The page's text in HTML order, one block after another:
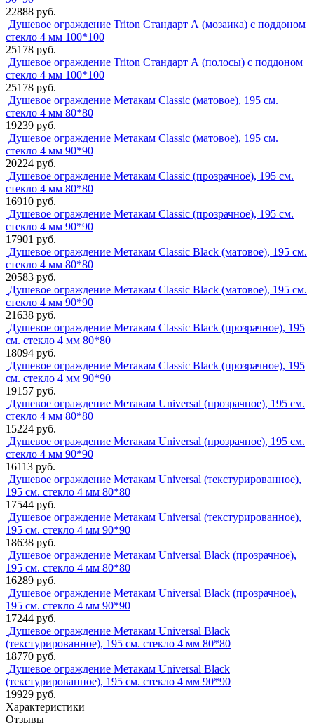
22888 руб.
Душевое ограждение Triton Стандарт А (мозаика) с поддоном
стекло 4 мм 100*100
25178 руб.
Душевое ограждение Triton Стандарт А (полосы) с поддоном
стекло 4 мм 100*100
25178 руб.
Душевое ограждение Метакам Classic (матовое), 195 см.
стекло 4 мм 80*80
19239 руб.
Душевое ограждение Метакам Classic (матовое), 195 см.
стекло 4 мм 90*90
20224 руб.
Душевое ограждение Метакам Classic (прозрачное), 195 см.
стекло 4 мм 80*80
16910 руб.
Душевое ограждение Метакам Classic (прозрачное), 195 см.
стекло 4 мм 90*90
17901 руб.
Душевое ограждение Метакам Classic Black (матовое), 195 см.
стекло 4 мм 80*80
20583 руб.
Душевое ограждение Метакам Classic Black (матовое), 195 см.
стекло 4 мм 90*90
21638 руб.
Душевое ограждение Метакам Classic Black (прозрачное), 195
см. стекло 4 мм 80*80
18094 руб.
Душевое ограждение Метакам Classic Black (прозрачное), 195
см. стекло 4 мм 90*90
19157 руб.
Душевое ограждение Метакам Universal (прозрачное), 195 см.
стекло 4 мм 80*80
15224 руб.
Душевое ограждение Метакам Universal (прозрачное), 195 см.
стекло 4 мм 90*90
16113 руб.
Душевое ограждение Метакам Universal (текстурированное),
195 см. стекло 4 мм 80*80
17544 руб.
Душевое ограждение Метакам Universal (текстурированное),
195 см. стекло 4 мм 90*90
18638 руб.
Душевое ограждение Метакам Universal Black (прозрачное),
195 см. стекло 4 мм 80*80
16289 руб.
Душевое ограждение Метакам Universal Black (прозрачное),
195 см. стекло 4 мм 90*90
17244 руб.
Душевое ограждение Метакам Universal Black
(текстурированное), 195 см. стекло 4 мм 80*80
18770 руб.
Душевое ограждение Метакам Universal Black
(текстурированное), 195 см. стекло 4 мм 90*90
19929 руб.
Характеристики
Отзывы